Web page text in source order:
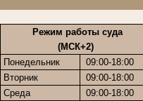
Режим работы суда
(МСК+2)
Понедельник
09:00-18:00
Вторник
09:00-18:00
Среда
09:00-18:00